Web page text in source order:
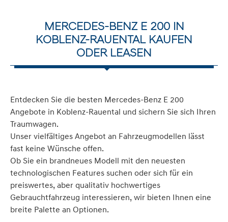
MERCEDES-BENZ E 200 IN
KOBLENZ-RAUENTAL KAUFEN
ODER LEASEN
Entdecken Sie die besten Mercedes-Benz E 200
Angebote in Koblenz-Rauental und sichern Sie sich Ihren
Traumwagen.
Unser vielfältiges Angebot an Fahrzeugmodellen lässt
fast keine Wünsche offen.
Ob Sie ein brandneues Modell mit den neuesten
technologischen Features suchen oder sich für ein
preiswertes, aber qualitativ hochwertiges
Gebrauchtfahrzeug interessieren, wir bieten Ihnen eine
breite Palette an Optionen.